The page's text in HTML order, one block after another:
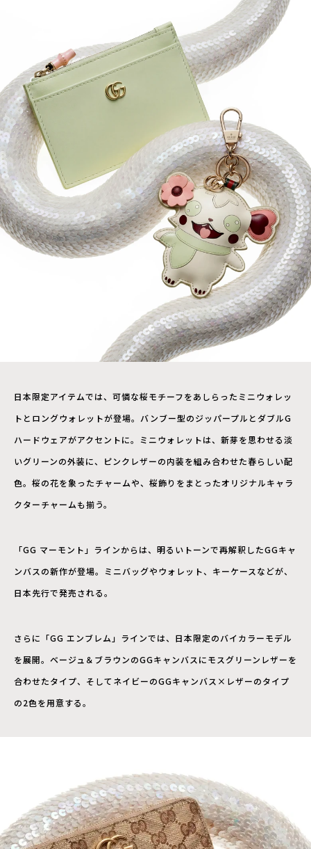
日本限定アイテムでは、可憐な桜モチーフをあしらったミニウォレッ
トとロングウォレットが登場。バンブー型のジッパープルとダブルG
ハードウェアがアクセントに。ミニウォレットは、新芽を思わせる淡
いグリーンの外装に、ピンクレザーの内装を組み合わせた春らしい配
色。桜の花を象ったチャームや、桜飾りをまとったオリジナルキャラ
クターチャームも揃う。
「GG マーモント」ラインからは、明るいトーンで再解釈したGGキャ
ンバスの新作が登場。ミニバッグやウォレット、キーケースなどが、
日本先行で発売される。
さらに「GG エンブレム」ラインでは、日本限定のバイカラーモデル
を展開。ベージュ＆ブラウンのGGキャンバスにモスグリーンレザーを
合わせたタイプ、そしてネイビーのGGキャンバス×レザーのタイプ
の2色を用意する。